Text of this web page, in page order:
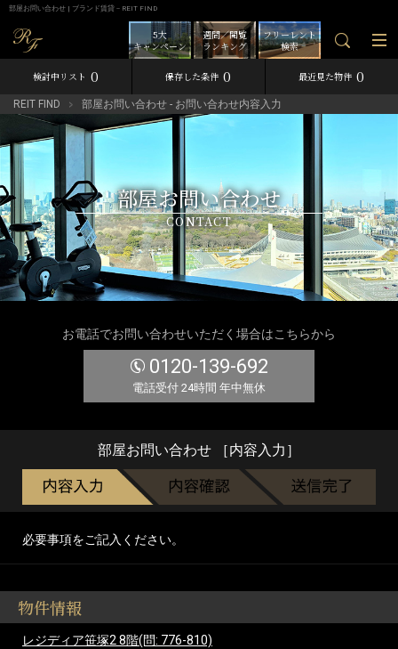
部屋お問い合わせ | ブランド賃貸－REIT FIND
フリーレント
検索
週間／閲覧
ランキング
5大
キャンペーン
検討中リスト 0 保存した条件 0 最近見た物件 0
REIT FIND 部屋お問い合わせ - お問い合わせ内容入力
部屋お問い合わせ
CONTACT
お電話でお問い合わせいただく場合はこちらから
0120-139-692
電話受付 24時間 年中無休
部屋お問い合わせ ［内容入力］
必要事項をご記入ください。
物件情報
レジディア笹塚2 8階(問: 776-810)